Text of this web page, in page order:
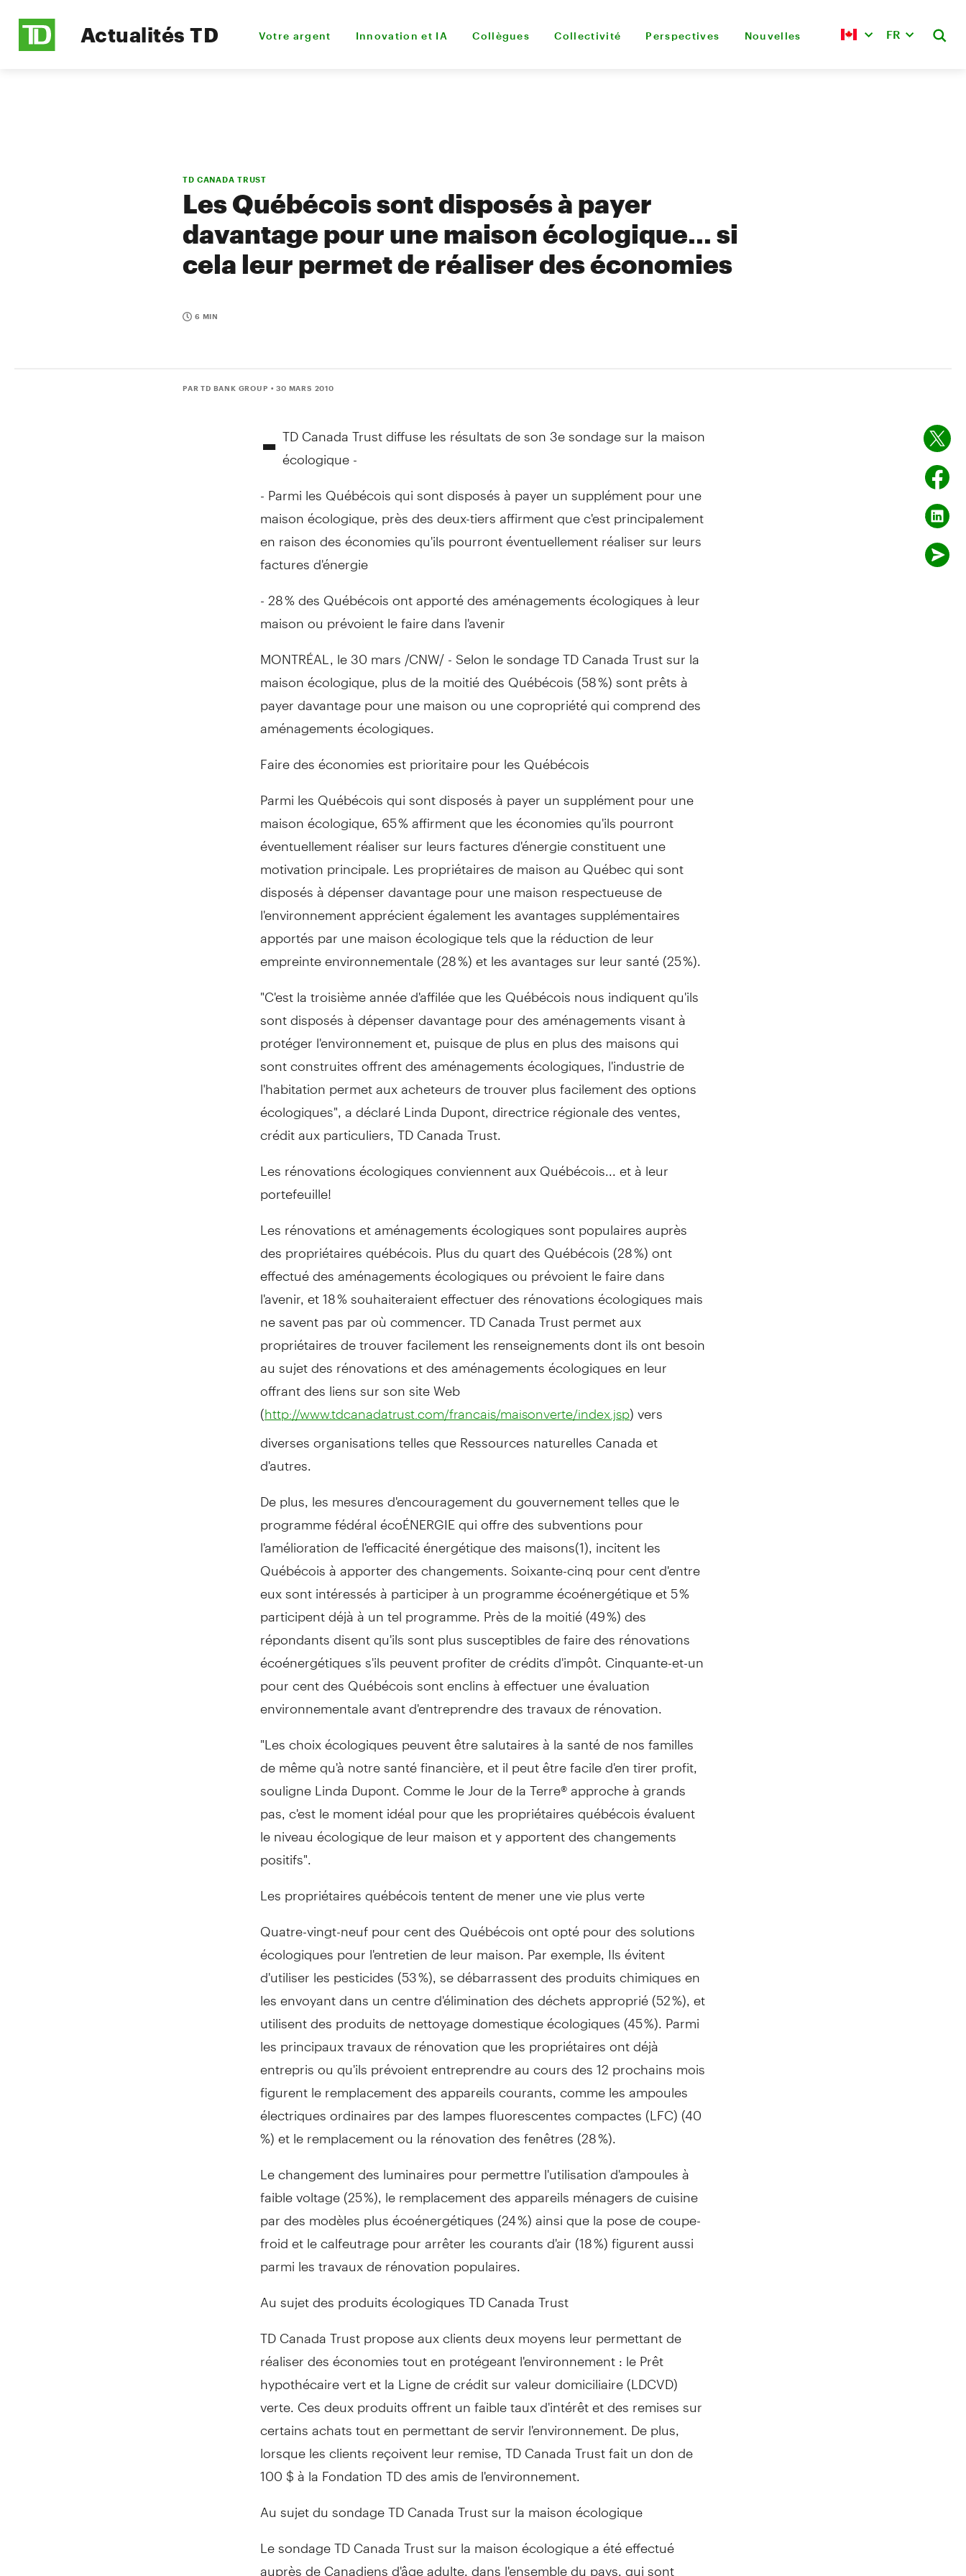
Actualités TD Votre argent Innovation et IA Collègues Collectivité Perspectives Nouvelles FR
TD CANADA TRUST
Les Québécois sont disposés à payer
davantage pour une maison écologique... si
cela leur permet de réaliser des économies
6 MIN
PAR TD BANK GROUP • 30 MARS 2010
- TD Canada Trust diffuse les résultats de son 3e sondage sur la maison
écologique -
- Parmi les Québécois qui sont disposés à payer un supplément pour une
maison écologique, près des deux-tiers affirment que c'est principalement
en raison des économies qu'ils pourront éventuellement réaliser sur leurs
factures d'énergie
- 28 % des Québécois ont apporté des aménagements écologiques à leur
maison ou prévoient le faire dans l'avenir
MONTRÉAL, le 30 mars /CNW/ - Selon le sondage TD Canada Trust sur la
maison écologique, plus de la moitié des Québécois (58 %) sont prêts à
payer davantage pour une maison ou une copropriété qui comprend des
aménagements écologiques.
Faire des économies est prioritaire pour les Québécois
Parmi les Québécois qui sont disposés à payer un supplément pour une
maison écologique, 65 % affirment que les économies qu'ils pourront
éventuellement réaliser sur leurs factures d'énergie constituent une
motivation principale. Les propriétaires de maison au Québec qui sont
disposés à dépenser davantage pour une maison respectueuse de
l'environnement apprécient également les avantages supplémentaires
apportés par une maison écologique tels que la réduction de leur
empreinte environnementale (28 %) et les avantages sur leur santé (25 %).
"C'est la troisième année d'affilée que les Québécois nous indiquent qu'ils
sont disposés à dépenser davantage pour des aménagements visant à
protéger l'environnement et, puisque de plus en plus des maisons qui
sont construites offrent des aménagements écologiques, l'industrie de
l'habitation permet aux acheteurs de trouver plus facilement des options
écologiques", a déclaré Linda Dupont, directrice régionale des ventes,
crédit aux particuliers, TD Canada Trust.
Les rénovations écologiques conviennent aux Québécois... et à leur
portefeuille!
Les rénovations et aménagements écologiques sont populaires auprès
des propriétaires québécois. Plus du quart des Québécois (28 %) ont
effectué des aménagements écologiques ou prévoient le faire dans
l'avenir, et 18 % souhaiteraient effectuer des rénovations écologiques mais
ne savent pas par où commencer. TD Canada Trust permet aux
propriétaires de trouver facilement les renseignements dont ils ont besoin
au sujet des rénovations et des aménagements écologiques en leur
offrant des liens sur son site Web
(http://www.tdcanadatrust.com/francais/maisonverte/index.jsp) vers
diverses organisations telles que Ressources naturelles Canada et
d'autres.
De plus, les mesures d'encouragement du gouvernement telles que le
programme fédéral écoÉNERGIE qui offre des subventions pour
l'amélioration de l'efficacité énergétique des maisons(1), incitent les
Québécois à apporter des changements. Soixante-cinq pour cent d'entre
eux sont intéressés à participer à un programme écoénergétique et 5 %
participent déjà à un tel programme. Près de la moitié (49 %) des
répondants disent qu'ils sont plus susceptibles de faire des rénovations
écoénergétiques s'ils peuvent profiter de crédits d'impôt. Cinquante-et-un
pour cent des Québécois sont enclins à effectuer une évaluation
environnementale avant d'entreprendre des travaux de rénovation.
"Les choix écologiques peuvent être salutaires à la santé de nos familles
de même qu'à notre santé financière, et il peut être facile d'en tirer profit,
souligne Linda Dupont. Comme le Jour de la Terre® approche à grands
pas, c'est le moment idéal pour que les propriétaires québécois évaluent
le niveau écologique de leur maison et y apportent des changements
positifs".
Les propriétaires québécois tentent de mener une vie plus verte
Quatre-vingt-neuf pour cent des Québécois ont opté pour des solutions
écologiques pour l'entretien de leur maison. Par exemple, Ils évitent
d'utiliser les pesticides (53 %), se débarrassent des produits chimiques en
les envoyant dans un centre d'élimination des déchets approprié (52 %), et
utilisent des produits de nettoyage domestique écologiques (45 %). Parmi
les principaux travaux de rénovation que les propriétaires ont déjà
entrepris ou qu'ils prévoient entreprendre au cours des 12 prochains mois
figurent le remplacement des appareils courants, comme les ampoules
électriques ordinaires par des lampes fluorescentes compactes (LFC) (40
%) et le remplacement ou la rénovation des fenêtres (28 %).
Le changement des luminaires pour permettre l'utilisation d'ampoules à
faible voltage (25 %), le remplacement des appareils ménagers de cuisine
par des modèles plus écoénergétiques (24 %) ainsi que la pose de coupe-
froid et le calfeutrage pour arrêter les courants d'air (18 %) figurent aussi
parmi les travaux de rénovation populaires.
Au sujet des produits écologiques TD Canada Trust
TD Canada Trust propose aux clients deux moyens leur permettant de
réaliser des économies tout en protégeant l'environnement : le Prêt
hypothécaire vert et la Ligne de crédit sur valeur domiciliaire (LDCVD)
verte. Ces deux produits offrent un faible taux d'intérêt et des remises sur
certains achats tout en permettant de servir l'environnement. De plus,
lorsque les clients reçoivent leur remise, TD Canada Trust fait un don de
100 $ à la Fondation TD des amis de l'environnement.
Au sujet du sondage TD Canada Trust sur la maison écologique
Le sondage TD Canada Trust sur la maison écologique a été effectué
auprès de Canadiens d'âge adulte, dans l'ensemble du pays, qui sont